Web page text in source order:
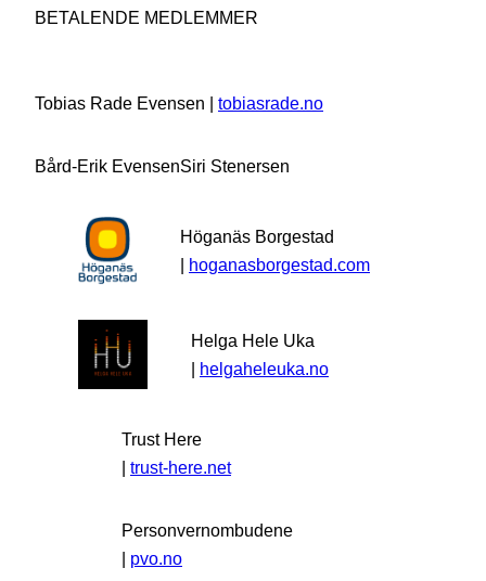
BETALENDE MEDLEMMER
Tobias Rade Evensen | tobiasrade.no
Bård-Erik EvensenSiri Stenersen
Höganäs Borgestad
| hoganasborgestad.com
Helga Hele Uka
helgaheleuka.no
Trust Here
| trust-here.net
Personvernombudene
pvo.no